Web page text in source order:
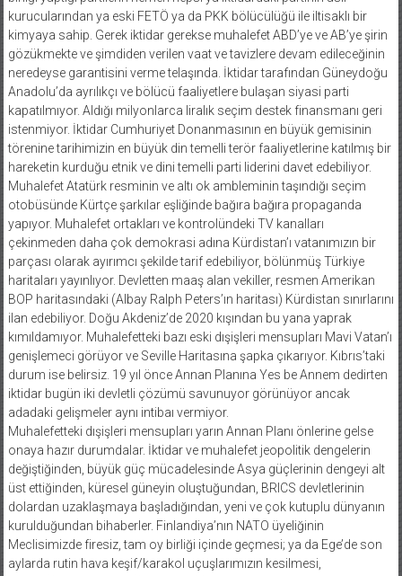
kurucularından ya eski FETÖ ya da PKK bölücülüğü ile iltisaklı bir
kimyaya sahip. Gerek iktidar gerekse muhalefet ABD’ye ve AB’ye şirin
gözükmekte ve şimdiden verilen vaat ve tavizlere devam edileceğinin
neredeyse garantisini verme telaşında. İktidar tarafından Güneydoğu
Anadolu’da ayrılıkçı ve bölücü faaliyetlere bulaşan siyasi parti
kapatılmıyor. Aldığı milyonlarca liralık seçim destek finansmanı geri
istenmiyor. İktidar Cumhuriyet Donanmasının en büyük gemisinin
törenine tarihimizin en büyük din temelli terör faaliyetlerine katılmış bir
hareketin kurduğu etnik ve dini temelli parti liderini davet edebiliyor.
Muhalefet Atatürk resminin ve altı ok ambleminin taşındığı seçim
otobüsünde Kürtçe şarkılar eşliğinde bağıra bağıra propaganda
yapıyor. Muhalefet ortakları ve kontrolündeki TV kanalları
çekinmeden daha çok demokrasi adına Kürdistan’ı vatanımızın bir
parçası olarak ayırımcı şekilde tarif edebiliyor, bölünmüş Türkiye
haritaları yayınlıyor. Devletten maaş alan vekiller, resmen Amerikan
BOP haritasındaki (Albay Ralph Peters’ın haritası) Kürdistan sınırlarını
ilan edebiliyor. Doğu Akdeniz’de 2020 kışından bu yana yaprak
kımıldamıyor. Muhalefetteki bazı eski dışişleri mensupları Mavi Vatan’ı
genişlemeci görüyor ve Seville Haritasına şapka çıkarıyor. Kıbrıs’taki
durum ise belirsiz. 19 yıl önce Annan Planına Yes be Annem dedirten
iktidar bugün iki devletli çözümü savunuyor görünüyor ancak
adadaki gelişmeler aynı intibaı vermiyor.
Muhalefetteki dışişleri mensupları yarın Annan Planı önlerine gelse
onaya hazır durumdalar. İktidar ve muhalefet jeopolitik dengelerin
değiştiğinden, büyük güç mücadelesinde Asya güçlerinin dengeyi alt
üst ettiğinden, küresel güneyin oluştuğundan, BRICS devletlerinin
dolardan uzaklaşmaya başladığından, yeni ve çok kutuplu dünyanın
kurulduğundan bihaberler. Finlandiya’nın NATO üyeliğinin
Meclisimizde firesiz, tam oy birliği içinde geçmesi; ya da Ege’de son
aylarda rutin hava keşif/karakol uçuşlarımızın kesilmesi,